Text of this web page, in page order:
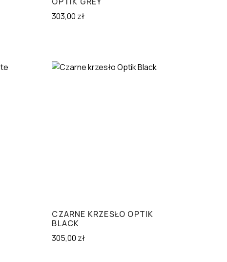
303,00 zł
CZARNE KRZESŁO OPTIK
BLACK
305,00 zł